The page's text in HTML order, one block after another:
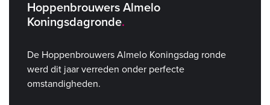
Hoppenbrouwers Almelo
Koningsdagronde
De Hoppenbrouwers Almelo Koningsdag ronde
werd dit jaar verreden onder perfecte
omstandigheden.